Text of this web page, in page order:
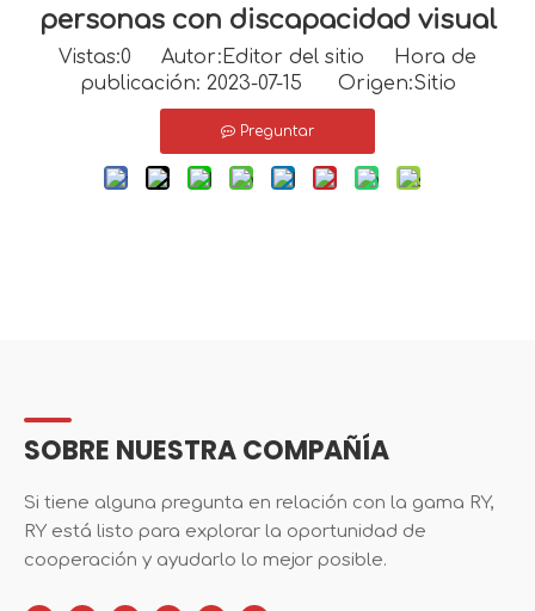
personas con discapacidad visual
Vistas:0 Autor:Editor del sitio Hora de
publicación: 2023-07-15 Origen:Sitio
Preguntar
SOBRE NUESTRA COMPAÑÍA
Si tiene alguna pregunta en relación con la gama RY,
RY está listo para explorar la oportunidad de
cooperación y ayudarlo lo mejor posible.